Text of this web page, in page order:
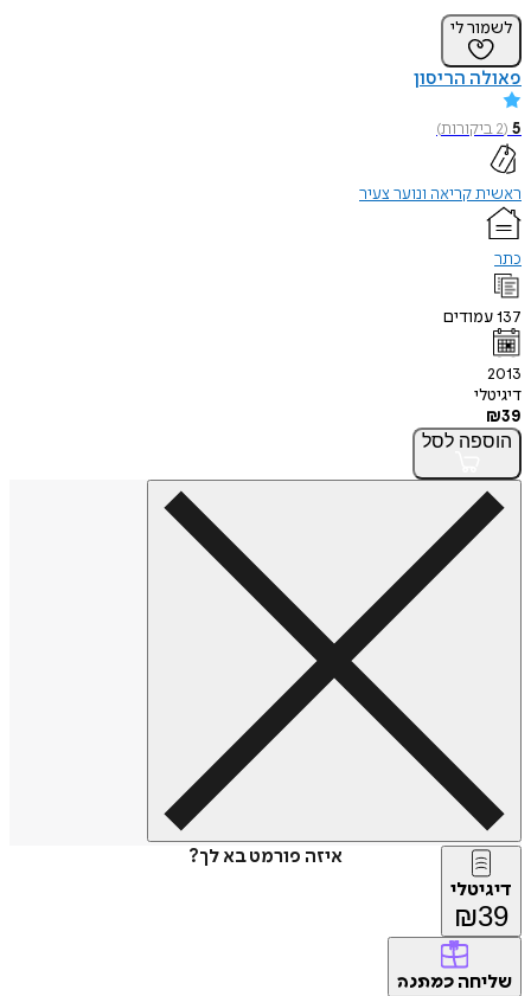
לשמור לי
פאולה הריסון
5
(
2ביקורות)
ראשית קריאה ונוער צעיר
כתר
137עמודים
2013
דיגיטלי
₪39
הוספה לסל
איזה פורמט בא לך?
דיגיטלי
₪39
שליחה כמתנה